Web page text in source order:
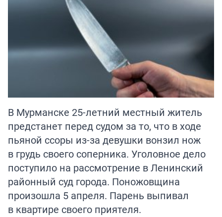
В Мурманске 25-летний местный житель
предстанет перед судом за то, что в ходе
пьяной ссоры из-за девушки вонзил нож
в грудь своего соперника. Уголовное дело
поступило на рассмотрение в Ленинский
районный суд города. Поножовщина
произошла 5 апреля. Парень выпивал
в квартире своего приятеля.